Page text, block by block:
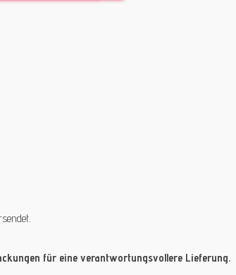
für eine verantwortungsvollere Lieferung.